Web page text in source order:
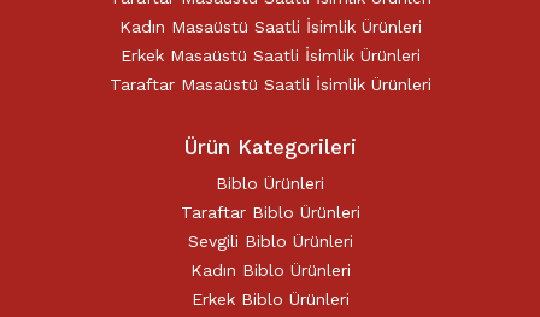
Kadın Masaüstü Saatli İsimlik Ürünleri
Erkek Masaüstü Saatli İsimlik Ürünleri
Taraftar Masaüstü Saatli İsimlik Ürünleri
Ürün Kategorileri
Biblo Ürünleri
Taraftar Biblo Ürünleri
Sevgili Biblo Ürünleri
Kadın Biblo Ürünleri
Erkek Biblo Ürünleri